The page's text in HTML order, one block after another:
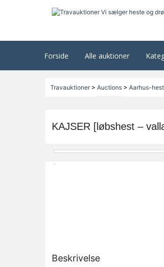
Forside Alle auktioner
Travauktioner> Auctions> Aarhus-
KAJSER [løbshest –
Beskrivelse